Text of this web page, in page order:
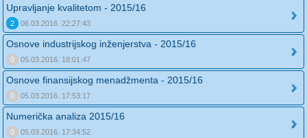
Upravljanje kvalitetom - 2015/16
2 06.03.2016. 22:27:43
Osnove industrijskog inženjerstva - 2015/16
0 05.03.2016. 18:01:47
Osnove finansijskog menadžmenta - 2015/16
0 05.03.2016. 17:53:17
Numerička analiza 2015/16
0 05.03.2016. 17:34:52